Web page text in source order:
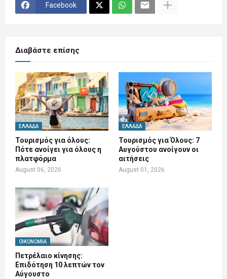
Facebook
Διαβάστε επίσης
ΕΛΛΆΔΑ
Τουρισμός για όλους:
Πότε ανοίγει για όλους η
πλατφόρμα
August 06, 2026
ΕΛΛΆΔΑ
Τουρισμός για Όλους: 7
Αυγούστου ανοίγουν οι
αιτήσεις
August 01, 2026
ΟΙΚΟΝΟΜΊΑ
Πετρέλαιο κίνησης:
Επιδότηση 10 λεπτών τον
Αύγουστο